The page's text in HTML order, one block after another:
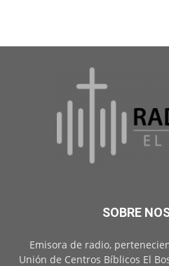
SOBRE
Emisora de radio,
Unión de Centros Bíblicos El